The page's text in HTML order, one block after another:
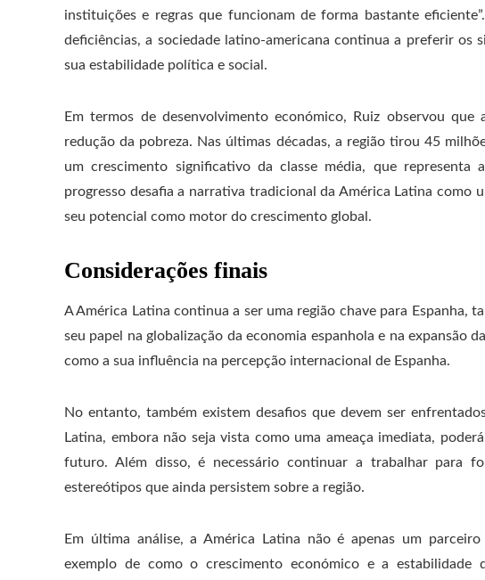
instituições e regras que funcionam de forma bastante
deficiências, a sociedade latino-americana continua a preferir os
sua estabilidade política e social.
Em termos de desenvolvimento económico, Ruiz observou
redução da pobreza. Nas últimas décadas, a região tirou 45
um crescimento significativo da classe média, que representa
progresso desafia a narrativa tradicional da América Latina como
seu potencial como motor do crescimento global.
Considerações finais
A América Latina continua a ser uma região chave para Espanha,
seu papel na globalização da economia espanhola e na expansão
como a sua influência na percepção internacional de Espanha.
No entanto, também existem desafios que devem ser
Latina, embora não seja vista como uma ameaça imediata,
futuro. Além disso, é necessário continuar a trabalhar para
estereótipos que ainda persistem sobre a região.
Em última análise, a América Latina não é apenas um
exemplo de como o crescimento económico e a estabilidade